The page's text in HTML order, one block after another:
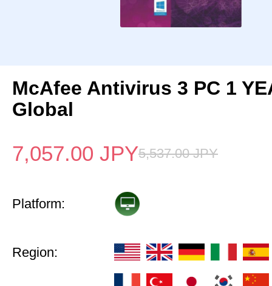
McAfee Antivirus 3 PC 1
Global
7,057.00 JPY5,537.00 JPY
Platform:
Region: